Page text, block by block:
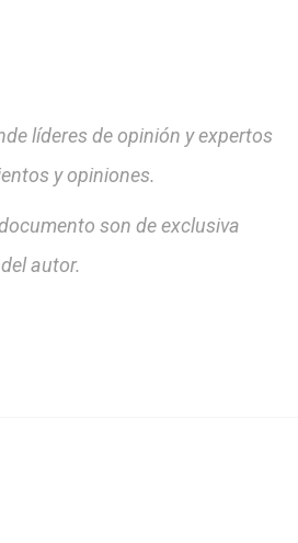
líderes de opinión y expertos
y opiniones.
son de exclusiva
autor.